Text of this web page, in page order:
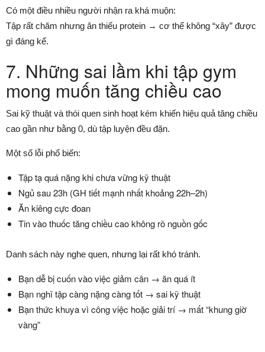
Có một điều nhiều người nhận ra khá muộn:
Tập rất chăm nhưng ăn thiếu protein → cơ thể không “xây” được
gì đáng kể.
7. Những sai lầm khi tập gym
mong muốn tăng chiều cao
Sai kỹ thuật và thói quen sinh hoạt kém khiến hiệu quả tăng chiều
cao gần như bằng 0, dù tập luyện đều đặn.
Một số lỗi phổ biến:
Tập tạ quá nặng khi chưa vững kỹ thuật
Ngủ sau 23h (GH tiết mạnh nhất khoảng 22h–2h)
Ăn kiêng cực đoan
Tin vào thuốc tăng chiều cao không rõ nguồn gốc
Danh sách này nghe quen, nhưng lại rất khó tránh.
Bạn dễ bị cuốn vào việc giảm cân → ăn quá ít
Bạn nghĩ tập càng nặng càng tốt → sai kỹ thuật
Bạn thức khuya vì công việc hoặc giải trí → mất “khung giờ
vàng”